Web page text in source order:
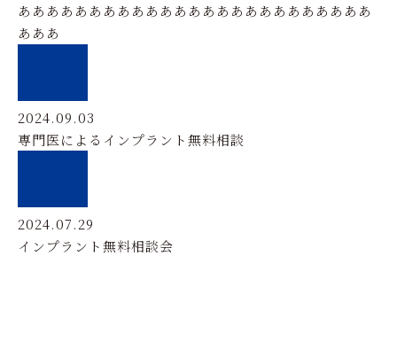
あああああああああああああああああああああああああ
あああ
2024.09.03
専門医によるインプラント無料相談
2024.07.29
インプラント無料相談会